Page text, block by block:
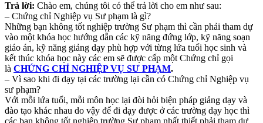
Trả lời: Chào em, chúng tôi có thể trả lời cho em như sau:
– Chứng chỉ Nghiệp vụ Sư phạm là gì?
Những bạn không tốt nghiệp trường Sư phạm thì cần phải tham dự
vào một khóa học hướng dẫn các kỹ năng đứng lớp, kỹ năng soạn
giáo án, kỹ năng giảng dạy phù hợp với từng lứa tuổi học sinh và
kết thúc khóa học này các em sẽ được cấp một Chứng chỉ gọi
là CHỨNG CHỈ NGHIỆP VỤ SƯ PHẠM.
– Vì sao khi đi dạy tại các trường lại cần có Chứng chỉ Nghiệp vụ
sư phạm?
Với mỗi lứa tuổi, mỗi môn học lại đòi hỏi biện pháp giảng dạy và
đào tạo khác nhau do vậy để đi dạy được ở các trường dạy học thì